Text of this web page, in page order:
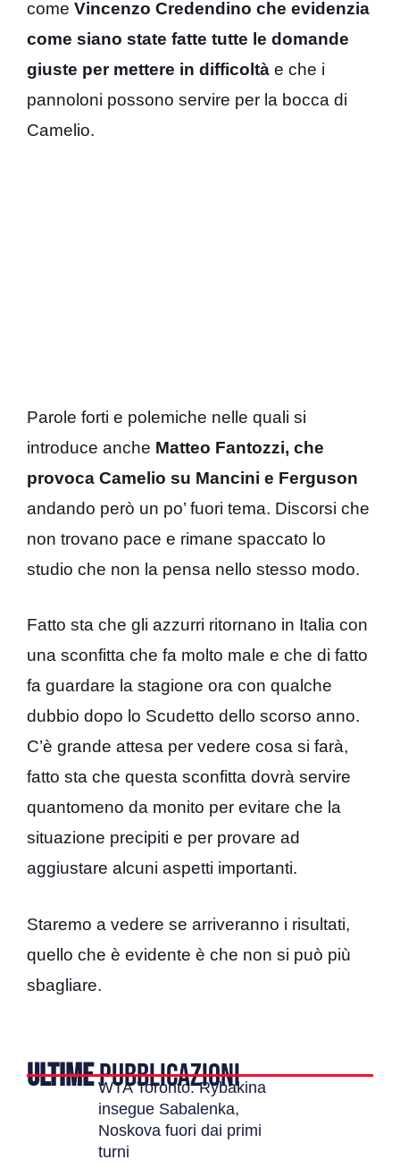
come Vincenzo Credendino che evidenzia
come siano state fatte tutte le domande
giuste per mettere in difficoltà e che i
pannoloni possono servire per la bocca di
Camelio.
Parole forti e polemiche nelle quali si
introduce anche Matteo Fantozzi, che
provoca Camelio su Mancini e Ferguson
andando però un po’ fuori tema. Discorsi che
non trovano pace e rimane spaccato lo
studio che non la pensa nello stesso modo.
Fatto sta che gli azzurri ritornano in Italia con
una sconfitta che fa molto male e che di fatto
fa guardare la stagione ora con qualche
dubbio dopo lo Scudetto dello scorso anno.
C’è grande attesa per vedere cosa si farà,
fatto sta che questa sconfitta dovrà servire
quantomeno da monito per evitare che la
situazione precipiti e per provare ad
aggiustare alcuni aspetti importanti.
Staremo a vedere se arriveranno i risultati,
quello che è evidente è che non si può più
sbagliare.
ULTIMEPUBBLICAZIONI
WTA Toronto: Rybakina
insegue Sabalenka,
Noskova fuori dai primi
turni